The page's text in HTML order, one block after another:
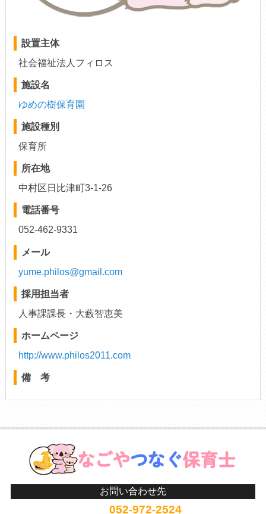
設置主体
社会福祉法人フィロス
施設名
ゆめの樹保育園
施設種別
保育所
所在地
中村区日比津町3-1-26
電話番号
052-462-9331
メール
yume.philos@gmail.com
採用担当者
人事課課長・大藪智恵美
ホームページ
http://www.philos2011.com
備 考
お問い合わせ先
052-972-2524